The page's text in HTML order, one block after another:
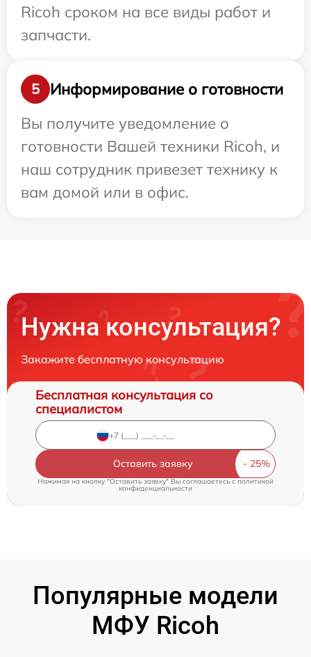
Ricoh сроком на все виды работ и
запчасти.
5
Информирование о готовности
Вы получите уведомление о
готовности Вашей техники Ricoh, и
наш сотрудник привезет технику к
вам домой или в офис.
Нужна консультация?
Закажите бесплатную консультацию
Бесплатная консультация со
специалистом
Оставить заявку
Нажимая на кнопку "Оставить заявку" Вы соглашаетесь c политикой
конфиденциальности
Популярные модели
МФУ Ricoh